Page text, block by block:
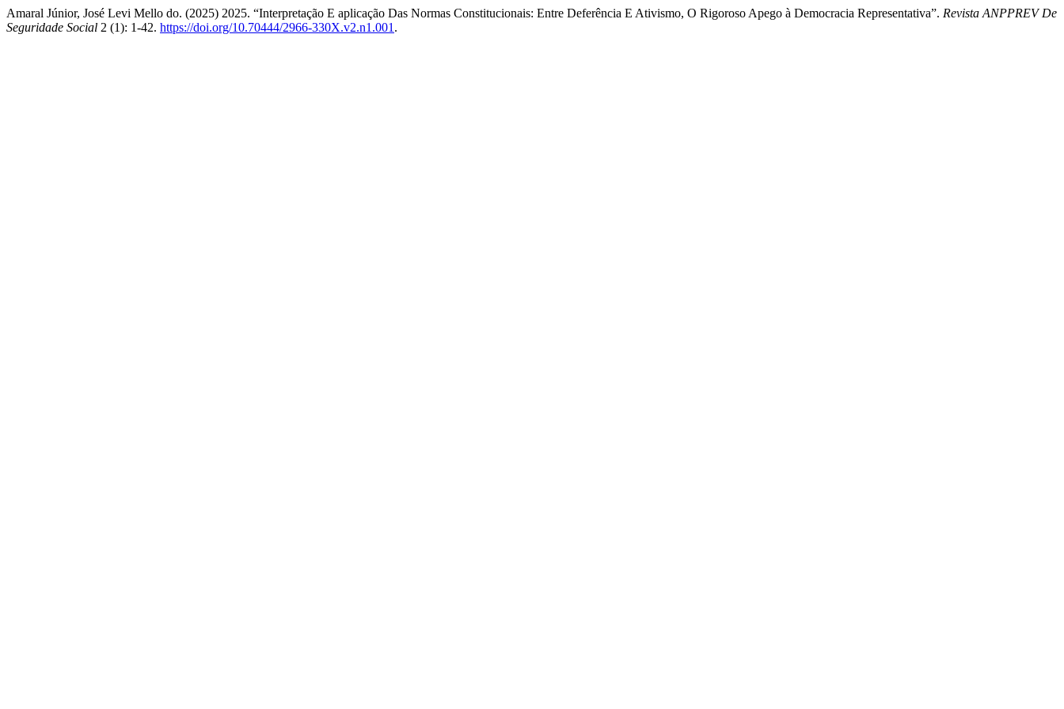
Amaral Júnior, José Levi Mello do. (2025) 2025. “Interpretação E aplicação Das Normas Constitucionais: Entre Deferência E Ativismo, O Rigoroso Apego à Democracia Representativa”. Revista ANPPREV De
Seguridade Social 2 (1): 1-42. https://doi.org/10.70444/2966-330X.v2.n1.001 .